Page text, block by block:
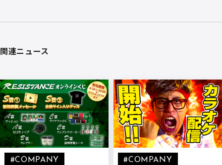
関連ニュース
#COMPANY #COMPANY